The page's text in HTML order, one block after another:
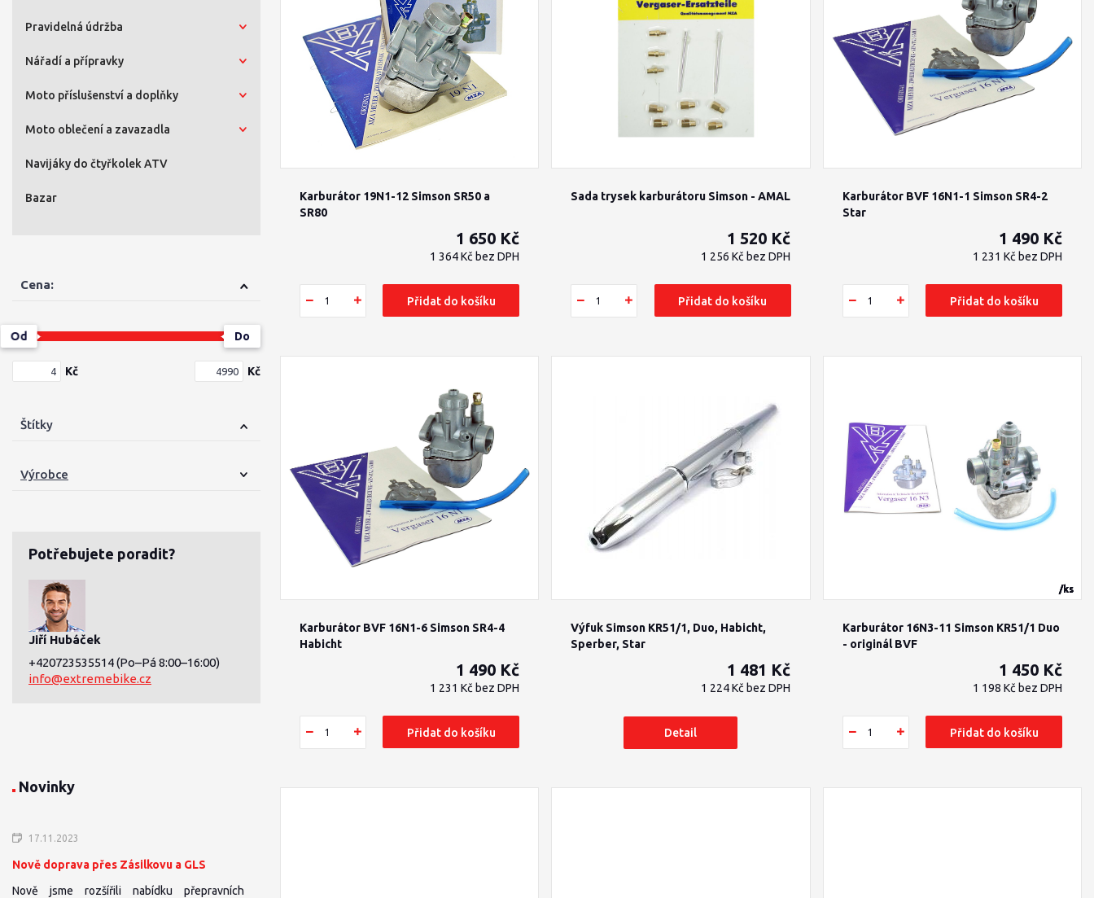
Pravidelná údržba
Nářadí a přípravky
Moto příslušenství a doplňky
Moto oblečení a zavazadla
Navijáky do čtyřkolek ATV
Bazar
Cena:
Kč
Od Do
Kč
Štítky
Výrobce
Potřebujete poradit?
Jiří Hubáček
+420723535514(Po–Pá 8:00–16:00)
info@extremebike.cz
Novinky
17.11.2023
Nově doprava přes Zásilkovu a GLS
Nově jsme rozšířili nabídku přepravních
/ks
/ks
/ks
Karburátor 19N1-12 Simson SR50 a
SR80
1 650 Kč
/ks
1 364 Kč bez DPH
Přidat do košíku
Sada trysek karburátoru Simson - AMAL
1 520 Kč
/sada
1 256 Kč bez DPH
Přidat do košíku
Karburátor BVF 16N1-1 Simson SR4-2
Star
1 490 Kč
/ks
1 231 Kč bez DPH
Přidat do košíku
Karburátor BVF 16N1-6 Simson SR4-4
Habicht
1 490 Kč
/ks
1 231 Kč bez DPH
Přidat do košíku
Výfuk Simson KR51/1, Duo, Habicht,
Sperber, Star
1 481 Kč
/ks
1 224 Kč bez DPH
Detail
Karburátor 16N3-11 Simson KR51/1 Duo
- originál BVF
1 450 Kč
/ks
1 198 Kč bez DPH
Přidat do košíku
/ks
/ks
/ks